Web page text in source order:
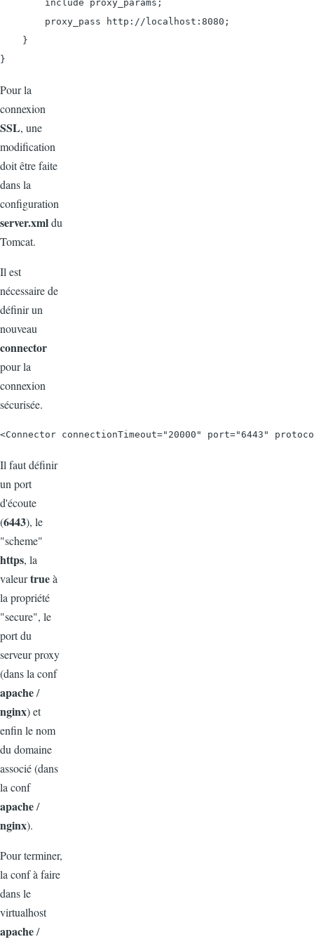
        include proxy_params;
        proxy_pass http://localhost:8080;
    }
Pour la
connexion
SSL, une
modification
doit être faite
dans la
configuration
server.xmldu
Tomcat.
Il est
nécessaire de
définir un
nouveau
connector
pour la
connexion
sécurisée.
<Connector connectionTimeout="20000" port="6443"
Il faut définir
un port
d'écoute
(6443), le
"scheme"
https, la
valeurtrueà
la propriété
"secure", le
port du
serveur proxy
(dans la conf
apache/
nginx) et
enfin le nom
du domaine
associé (dans
la conf
apache/
nginx).
Pour terminer,
la conf à faire
dans le
virtualhost
apache/